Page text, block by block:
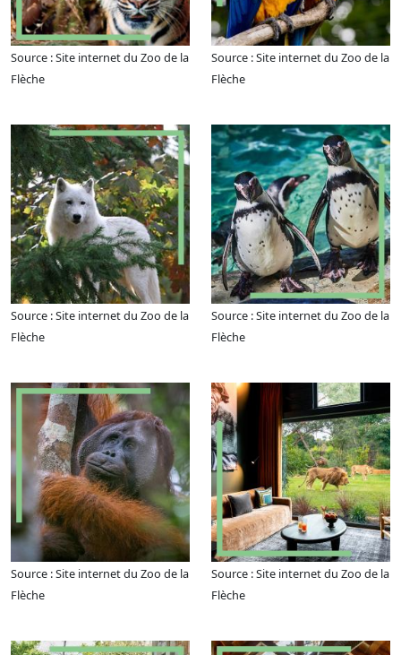
Source : Site internet du Zoo de la
Flèche
Source : Site internet du Zoo de la
Flèche
Source : Site internet du Zoo de la
Flèche
Source : Site internet du Zoo de la
Flèche
Source : Site internet du Zoo de la
Flèche
Source : Site internet du Zoo de la
Flèche